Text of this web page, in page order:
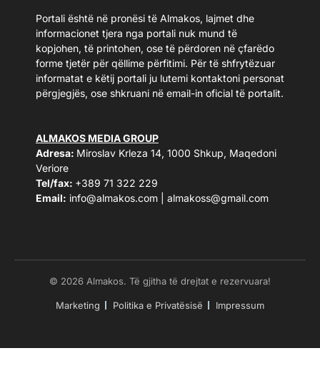
Portali është në pronësi të Almakos, lajmet dhe
informacionet tjera nga portali nuk mund të
kopjohen, të printohen, ose të përdoren në çfarëdo
forme tjetër për qëllime përfitimi. Për të shfrytëzuar
informatat e këtij portali ju lutemi kontaktoni personat
përgjegjës, ose shkruani në email-in oficial të portalit.
ALMAKOS MEDIA GROUP
Adresa: Miroslav Krleza 14, 1000 Shkup, Maqedoni
Veriore
Tel/fax: +389 71 322 229
Email: info@almakos.com almakoss@gmail.com
© 2026 Almakos. Të gjitha të drejtat e rezervuara!
Marketing Politika e Privatësisë Impressum